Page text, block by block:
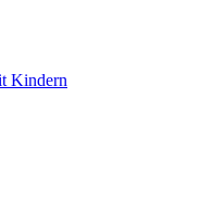
Kindern